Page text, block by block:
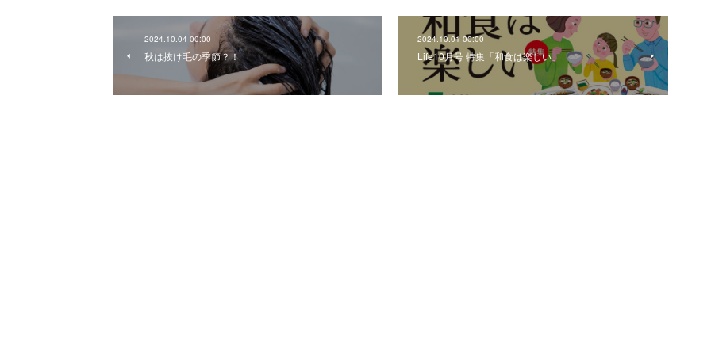
2024.10.04 00:00
秋は抜け毛の季節？！
2024.10.01 00:00
Life10月号 特集「和食は楽しい」